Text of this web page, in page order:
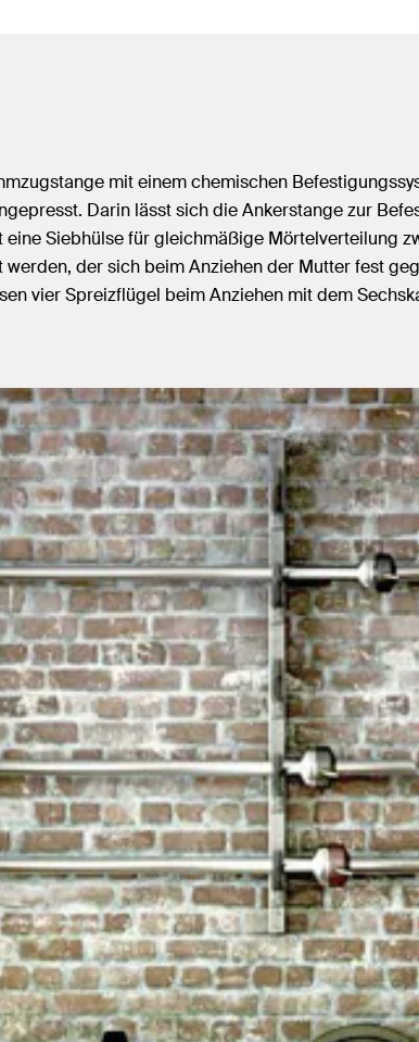
mit einem chemischen
Darin lässt sich die Ankerstange zur
Siebhülse für gleichmäßige Mörtelverteilung
werden, der sich beim Anziehen der Mutter fest
vier Spreizflügel beim Anziehen mit dem